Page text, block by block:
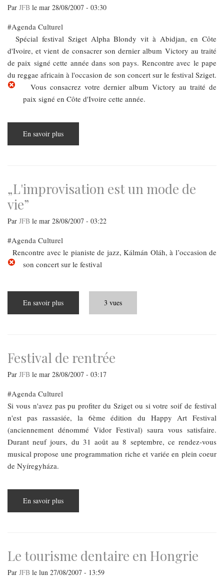
Par JFB le mar 28/08/2007 - 03:30
Agenda Culturel
Spécial festival Sziget Alpha Blondy vit à Abidjan, en Côte
d'Ivoire, et vient de consacrer son dernier album Victory au traité
de paix signé cette année dans son pays. Rencontre avec le pape
du reggae africain à l'occasion de son concert sur le festival Sziget.
Vous consacrez votre dernier album Victory au traité de
paix signé en Côte d'Ivoire cette année.
En savoir plus
d’Alpha
son
concert
„L'improvisation est un mode de
vie”
Par JFB le mar 28/08/2007 - 03:22
Agenda Culturel
Rencontre avec le pianiste de jazz, Kálmán Oláh, à l’occasion de
son concert sur le festival
En savoir plus
est
3 vues
Festival de rentrée
Par JFB le mar 28/08/2007 - 03:17
Agenda Culturel
Si vous n'avez pas pu profiter du Sziget ou si votre soif de festival
n'est pas rassasiée, la 6ème édition du Happy Art Festival
(anciennement dénommé Vidor Festival) saura vous satisfaire.
Durant neuf jours, du 31 août au 8 septembre, ce rendez-vous
musical propose une programmation riche et variée en plein coeur
de Nyíregyháza.
En savoir plus
de
Le tourisme dentaire en Hongrie
Par JFB le lun 27/08/2007 - 13:59